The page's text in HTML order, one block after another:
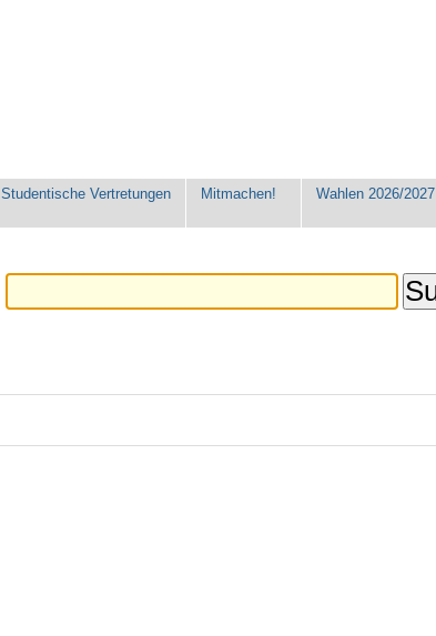
Studentische Vertretungen Mitmachen! Wahlen 2026/2027